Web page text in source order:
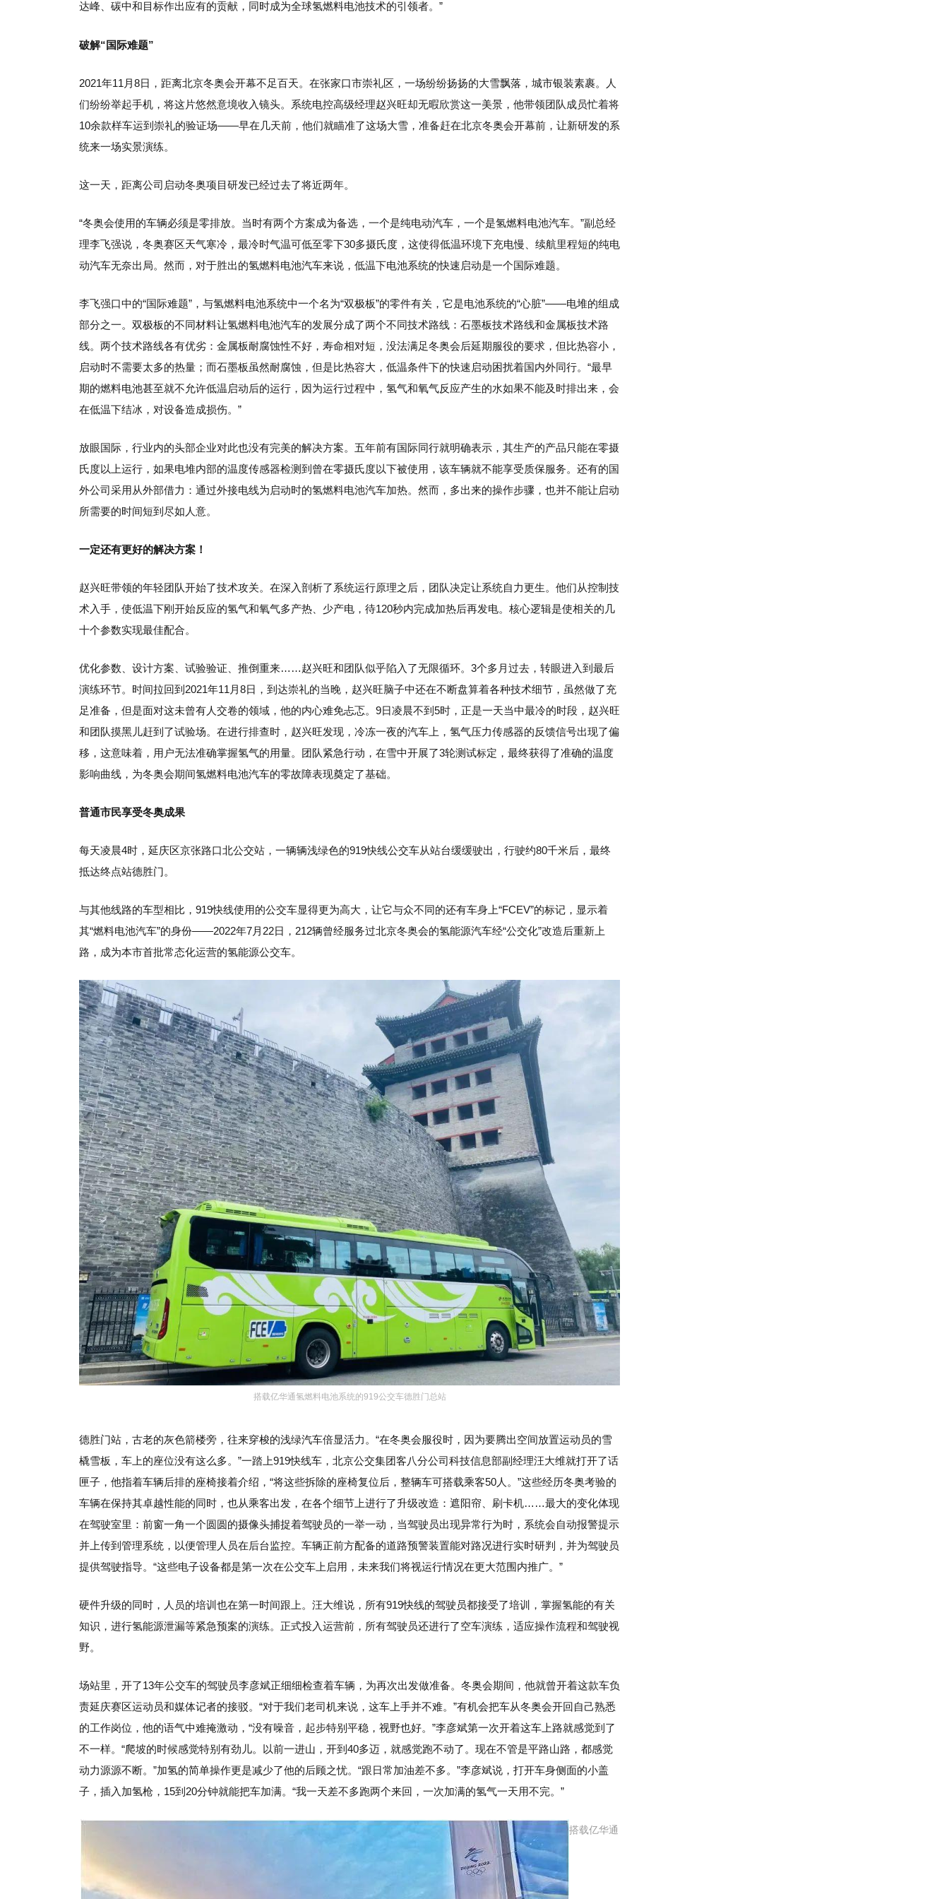
达峰、碳中和目标作出应有的贡献，同时成为全球氢燃料电池技术的引领者。 ”
破解“国际难题”
2021年11月8日，距离北京冬奥会开幕不足百天。在张家口市崇礼区，一场纷纷扬扬的大雪飘落，城市银装素裹。人
们纷纷举起手机，将这片悠然意境收入镜头。系统电控高级经理赵兴旺却无暇欣赏这一美景，他带领团队成员忙着将
10余款样车运到崇礼的验证场——早在几天前，他们就瞄准了这场大雪，准备赶在北京冬奥会开幕前，让新研发的系
统来一场实景演练。
这一天，距离公司启动冬奥项目研发已经过去了将近两年。
“冬奥会使用的车辆必须是零排放。当时有两个方案成为备选，一个是纯电动汽车，一个是氢燃料电池汽车。”副总经
理李飞强说，冬奥赛区天气寒冷，最冷时气温可低至零下30多摄氏度，这使得低温环境下充电慢、续航里程短的纯电
动汽车无奈出局。然而，对于胜出的氢燃料电池汽车来说，低温下电池系统的快速启动是一个国际难题。
李飞强口中的“国际难题”，与氢燃料电池系统中一个名为“双极板”的零件有关，它是电池系统的“心脏”——电堆的组成
部分之一。双极板的不同材料让氢燃料电池汽车的发展分成了两个不同技术路线：石墨板技术路线和金属板技术路
线。两个技术路线各有优劣：金属板耐腐蚀性不好，寿命相对短，没法满足冬奥会后延期服役的要求，但比热容小，
启动时不需要太多的热量；而石墨板虽然耐腐蚀，但是比热容大，低温条件下的快速启动困扰着国内外同行。“最早
期的燃料电池甚至就不允许低温启动后的运行，因为运行过程中，氢气和氧气反应产生的水如果不能及时排出来，会
在低温下结冰，对设备造成损伤。”
放眼国际，行业内的头部企业对此也没有完美的解决方案。五年前有国际同行就明确表示，其生产的产品只能在零摄
氏度以上运行，如果电堆内部的温度传感器检测到曾在零摄氏度以下被使用，该车辆就不能享受质保服务。还有的国
外公司采用从外部借力：通过外接电线为启动时的氢燃料电池汽车加热。然而，多出来的操作步骤，也并不能让启动
所需要的时间短到尽如人意。
一定还有更好的解决方案！
赵兴旺带领的年轻团队开始了技术攻关。在深入剖析了系统运行原理之后，团队决定让系统自力更生。他们从控制技
术入手，使低温下刚开始反应的氢气和氧气多产热、少产电，待120秒内完成加热后再发电。核心逻辑是使相关的几
十个参数实现最佳配合。
优化参数、设计方案、试验验证、推倒重来……赵兴旺和团队似乎陷入了无限循环。 3个多月过去，转眼进入到最后
演练环节。 时间拉回到2021年11月8日，到达崇礼的当晚，赵兴旺脑子中还在不断盘算着各种技术细节，虽然做了充
足准备，但是面对这未曾有人交卷的领域，他的内心难免忐忑。 9日凌晨不到5时，正是一天当中最冷的时段，赵兴旺
和团队摸黑儿赶到了试验场。 在进行排查时，赵兴旺发现，冷冻一夜的汽车上，氢气压力传感器的反馈信号出现了偏
移，这意味着，用户无法准确掌握氢气的用量。 团队紧急行动，在雪中开展了3轮测试标定，最终获得了准确的温度
影响曲线，为冬奥会期间氢燃料电池汽车的零故障表现奠定了基础。
普通市民享受冬奥成果
每天凌晨4时，延庆区京张路口北公交站，一辆辆浅绿色的919快线公交车从站台缓缓驶出，行驶约80千米后，最终
抵达终点站德胜门。
与其他线路的车型相比，919快线使用的公交车显得更为高大，让它与众不同的还有车身上“FCEV”的标记，显示着
其“燃料电池汽车”的身份——2022年7月22日，212辆曾经服务过北京冬奥会的氢能源汽车经“公交化”改造后重新上
路，成为本市首批常态化运营的氢能源公交车。
搭载亿华通氢燃料电池系统的919公交车德胜门总站
德胜门站，古老的灰色箭楼旁，往来穿梭的浅绿汽车倍显活力。“在冬奥会服役时，因为要腾出空间放置运动员的雪
橇雪板，车上的座位没有这么多。”一踏上919快线车，北京公交集团客八分公司科技信息部副经理汪大维就打开了话
匣子，他指着车辆后排的座椅接着介绍，“将这些拆除的座椅复位后，整辆车可搭载乘客50人。”这些经历冬奥考验的
车辆在保持其卓越性能的同时，也从乘客出发，在各个细节上进行了升级改造：遮阳帘、刷卡机……最大的变化体现
在驾驶室里：前窗一角一个圆圆的摄像头捕捉着驾驶员的一举一动，当驾驶员出现异常行为时，系统会自动报警提示
并上传到管理系统，以便管理人员在后台监控。车辆正前方配备的道路预警装置能对路况进行实时研判，并为驾驶员
提供驾驶指导。“这些电子设备都是第一次在公交车上启用，未来我们将视运行情况在更大范围内推广。”
硬件升级的同时，人员的培训也在第一时间跟上。汪大维说，所有919快线的驾驶员都接受了培训，掌握氢能的有关
知识，进行氢能源泄漏等紧急预案的演练。正式投入运营前，所有驾驶员还进行了空车演练，适应操作流程和驾驶视
野。
场站里，开了13年公交车的驾驶员李彦斌正细细检查着车辆，为再次出发做准备。冬奥会期间，他就曾开着这款车负
责延庆赛区运动员和媒体记者的接驳。“对于我们老司机来说，这车上手并不难。”有机会把车从冬奥会开回自己熟悉
的工作岗位，他的语气中难掩激动，“没有噪音，起步特别平稳，视野也好。”李彦斌第一次开着这车上路就感觉到了
不一样。“爬坡的时候感觉特别有劲儿。以前一进山，开到40多迈，就感觉跑不动了。现在不管是平路山路，都感觉
动力源源不断。”加氢的简单操作更是减少了他的后顾之忧。“跟日常加油差不多。”李彦斌说，打开车身侧面的小盖
子，插入加氢枪，15到20分钟就能把车加满。“我一天差不多跑两个来回，一次加满的氢气一天用不完。”
搭载亿华通